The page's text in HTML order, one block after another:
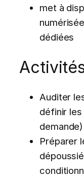
met à
dédiées
Auditer
définir
demande)
Préparer